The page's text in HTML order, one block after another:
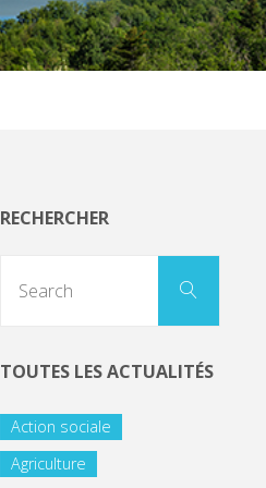
RECHERCHER
TOUTES LES ACTUALITÉS
Action sociale
Agriculture